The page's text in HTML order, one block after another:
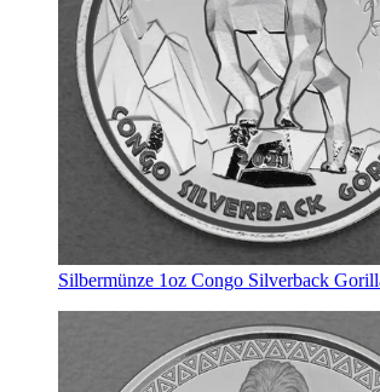
Silbermünze 1oz Congo Silverback